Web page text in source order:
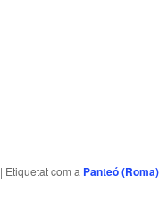
| Etiquetat com a Panteó (Roma) |